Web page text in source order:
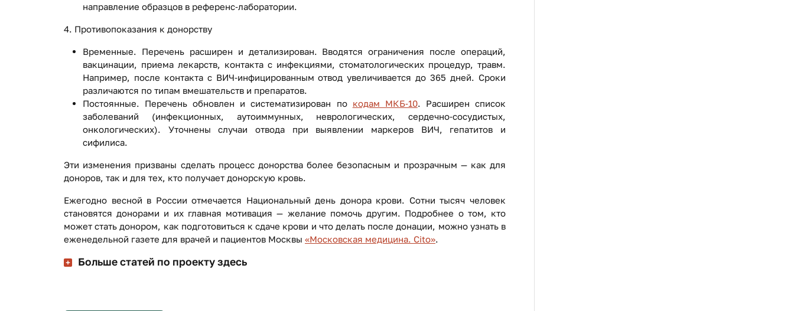
направление образцов в референс‑лаборатории.
4. Противопоказания к донорству
Временные. Перечень расширен и детализирован. Вводятся ограничения после операций,
вакцинации, приема лекарств, контакта с инфекциями, стоматологических процедур, травм.
Например, после контакта с ВИЧ‑инфицированным отвод увеличивается до 365 дней. Сроки
различаются по типам вмешательств и препаратов.
Постоянные. Перечень обновлен и систематизирован по кодам МКБ‑10. Расширен список
заболеваний (инфекционных, аутоиммунных, неврологических, сердечно‑сосудистых,
онкологических). Уточнены случаи отвода при выявлении маркеров ВИЧ, гепатитов и
сифилиса.
Эти изменения призваны сделать процесс донорства более безопасным и прозрачным — как для
доноров, так и для тех, кто получает донорскую кровь.
Ежегодно весной в России отмечается Национальный день донора крови. Сотни тысяч человек
становятся донорами и их главная мотивация — желание помочь другим. Подробнее о том, кто
может стать донором, как подготовиться к сдаче крови и что делать после донации, можно узнать в
еженедельной газете для врачей и пациентов Москвы «Московская медицина. Cito».
Больше статей по проекту здесь